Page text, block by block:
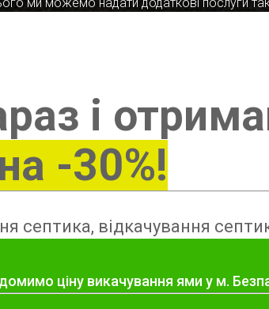
і
-30%!
септика, відкачування
ціну викачування ями у м.